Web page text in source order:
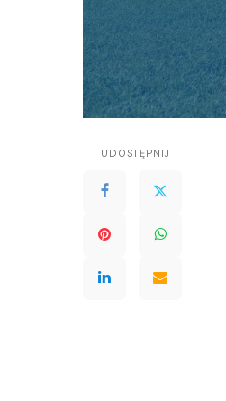
UDOSTĘPNIJ